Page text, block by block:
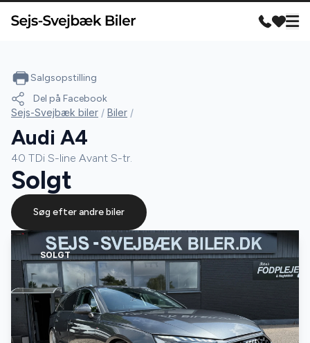
SOLGT
Salgsopstilling
Del på Facebook
Sejs-Svejbæk biler / Biler /
Audi A4
40 TDi S-line Avant S-tr.
Solgt
Søg efter andre biler